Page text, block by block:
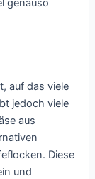
genauso
auf das viele
jedoch viele
aus
Diese
und